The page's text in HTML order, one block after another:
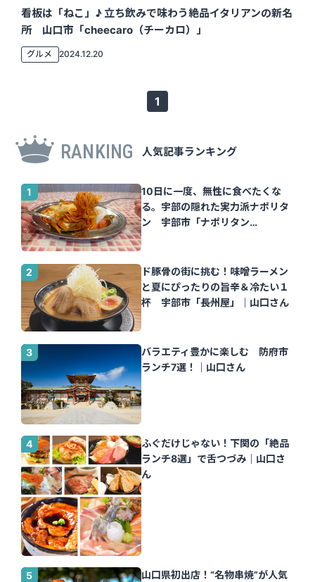
看板は「ねこ」♪ 立ち飲みで味わう絶品イタリアンの新名
所 山口市「cheecaro（チーカロ）」
グルメ 2024.12.20
1
RANKING 人気記事ランキング
10日に一度、無性に食べたくな
る。宇部の隠れた実力派ナポリタ
ン 宇部市「ナポリタン
ド豚骨の街に挑む！味噌ラーメン
と夏にぴったりの旨辛＆冷たい１
杯 宇部市「長州屋」｜山口さん
バラエティ豊かに楽しむ 防府市
ランチ7選！｜山口さん
ふぐだけじゃない！下関の「絶品
ランチ8選」で舌つづみ｜山口さ
ん
山口県初出店！“名物串焼”が人気